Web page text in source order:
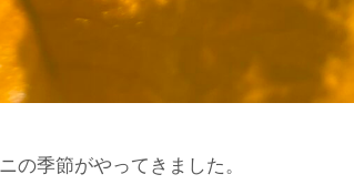
の季節がやってきました。